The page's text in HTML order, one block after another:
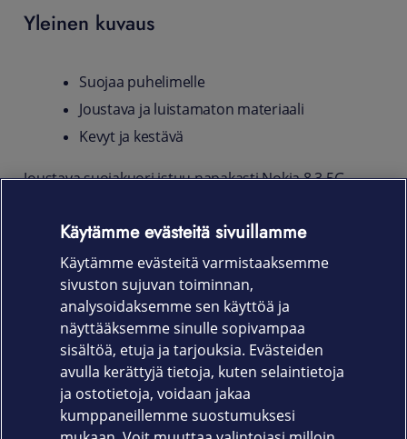
Yleinen kuvaus
Suojaa puhelimelle
Joustava ja luistamaton materiaali
Kevyt ja kestävä
Joustava suojakuori istuu napakasti Nokia 8.3 5G -
naarmuilta ja sormenjäljiltä. Liukumattoman pinnan
ansiosta kuori pysyy hyvässä otteessa kädessäsi ja
helpottaa myös puhelimen käsittelyä.
Tuotekoodi
650-1796
Käytämme evästeitä sivuillamme
Käytämme evästeitä varmistaaksemme
sivuston sujuvan toiminnan,
analysoidaksemme sen käyttöä ja
näyttääksemme sinulle sopivampaa
sisältöä, etuja ja tarjouksia. Evästeiden
avulla kerättyjä tietoja, kuten selaintietoja
ja ostotietoja, voidaan jakaa
kumppaneillemme suostumuksesi